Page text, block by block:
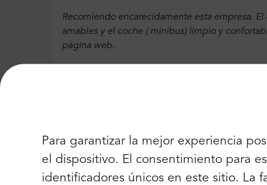
Para garantizar la mejor experiencia
el dispositivo. El consentimiento para
identificadores únicos en este sitio. La
Recomiendo encarecidamente esta empresa.
amables y el coche ( minibus) limpio y
página web.
Fácil de reservar, los conductores llegaron a